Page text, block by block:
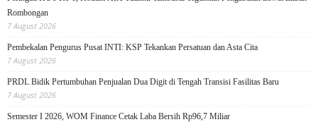
Rombongan
7 August 2026
Pembekalan Pengurus Pusat INTI: KSP Tekankan Persatuan dan Asta Cita
7 August 2026
PRDL Bidik Pertumbuhan Penjualan Dua Digit di Tengah Transisi Fasilitas Baru
7 August 2026
Semester I 2026, WOM Finance Cetak Laba Bersih Rp96,7 Miliar